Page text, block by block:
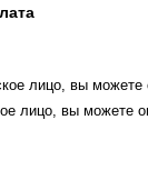
лицо, вы можете
лицо, вы можете